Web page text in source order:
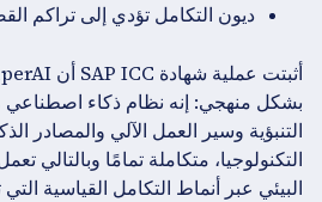
ديون التكامل تؤدي إلى تراكم
بشكل منهجي: إنه نظام ذكاء اصطناعي
التنبؤية وسير العمل الآلي والمصادر
البيئي عبر أنماط التكامل القياسية التي